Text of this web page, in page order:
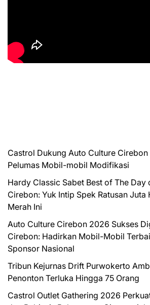
Castrol Dukung Auto Culture
Pelumas Mobil-mobil Modifikasi
Hardy Classic Sabet Best of The Day
Cirebon: Yuk Intip Spek Ratusan
Merah Ini
Auto Culture Cirebon 2026 Sukses
Cirebon: Hadirkan Mobil-Mobil
Sponsor Nasional
Tribun Kejurnas Drift Purwokerto
Penonton Terluka Hingga 75 Orang
Castrol Outlet Gathering 2026